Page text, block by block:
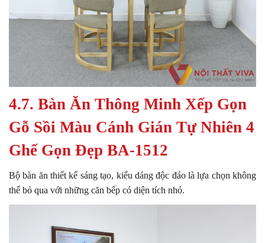
4.7. Bàn Ăn Thông Minh Xếp Gọn
Gỗ Sồi Màu Cánh Gián Tự Nhiên 4
Ghế Gọn Đẹp BA-1512
Bộ bàn ăn thiết kế sáng tạo, kiểu dáng độc đáo là lựa chọn không
thể bỏ qua với những căn bếp có diện tích nhỏ.